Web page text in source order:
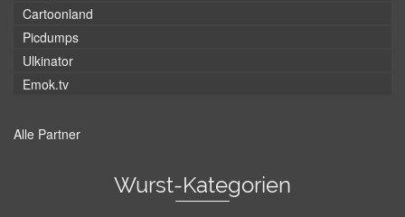
Cartoonland
Picdumps
Ulkinator
Emok.tv
Alle Partner
Wurst-Kategorien